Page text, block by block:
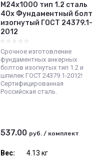
М24x1000 тип 1.2 сталь
40x Фундаментный болт
изогнутый ГОСТ 24379.1-
2012
Срочное изготовление
фундаментных анкерных
болтов изогнутых тип 1.2 и
шпилек ГОСТ 24379.1-2012!
Сертифицированная
Российская сталь.
537.00 руб. / комплект
Вес: 4.13 кг